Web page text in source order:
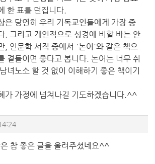
한 표를 던집니다.
은 당연히 우리 기독교인들에게 가장 중
. 그리고 개인적으로 성경에 비할 바는 안
, 인문학 서적 중에서 '논어'와 같은 책으
곁들이면 좋다고 봅니다. 논어는 너무 쉬
녀노소 할 것 없이 이해하기 좋은 책이기
가 가정에 넘쳐나길 기도하겠습니다.^^
참 좋은 글을 올려주셨네요^^